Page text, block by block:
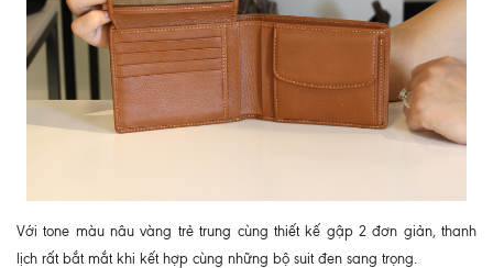
Với tone màu nâu vàng trẻ trung cùng thiết kế gập 2 đơn giản, thanh
lịch rất bắt mắt khi kết hợp cùng những bộ suit đen sang trọng.